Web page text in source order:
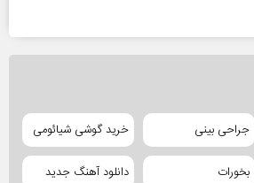
جراحی بینی خرید گوشی شیائومی
بخورات دانلود آهنگ جدید